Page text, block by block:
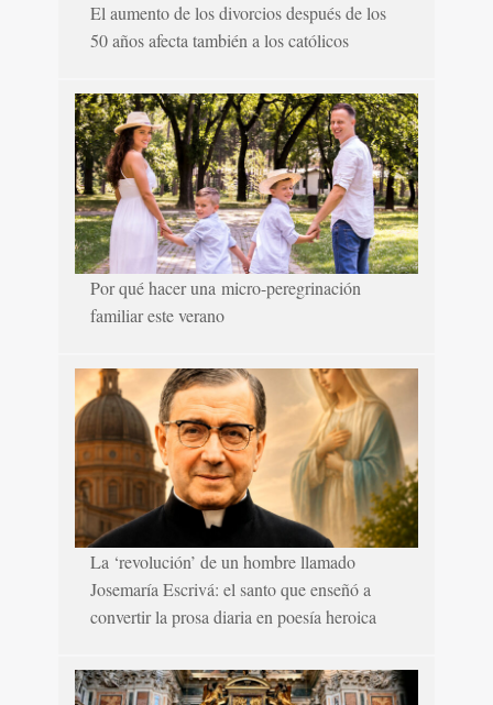
El aumento de los divorcios después de los
50 años afecta también a los católicos
Por qué hacer una micro-peregrinación
familiar este verano
La ‘revolución’ de un hombre llamado
Josemaría Escrivá: el santo que enseñó a
convertir la prosa diaria en poesía heroica